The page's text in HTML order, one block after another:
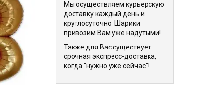
Мы осуществляем курьерскую
доставку каждый день и
круглосуточно. Шарики
привозим Вам уже надутыми!
Также для Вас существует
срочная экспресс-доставка,
когда "нужно уже сейчас"!